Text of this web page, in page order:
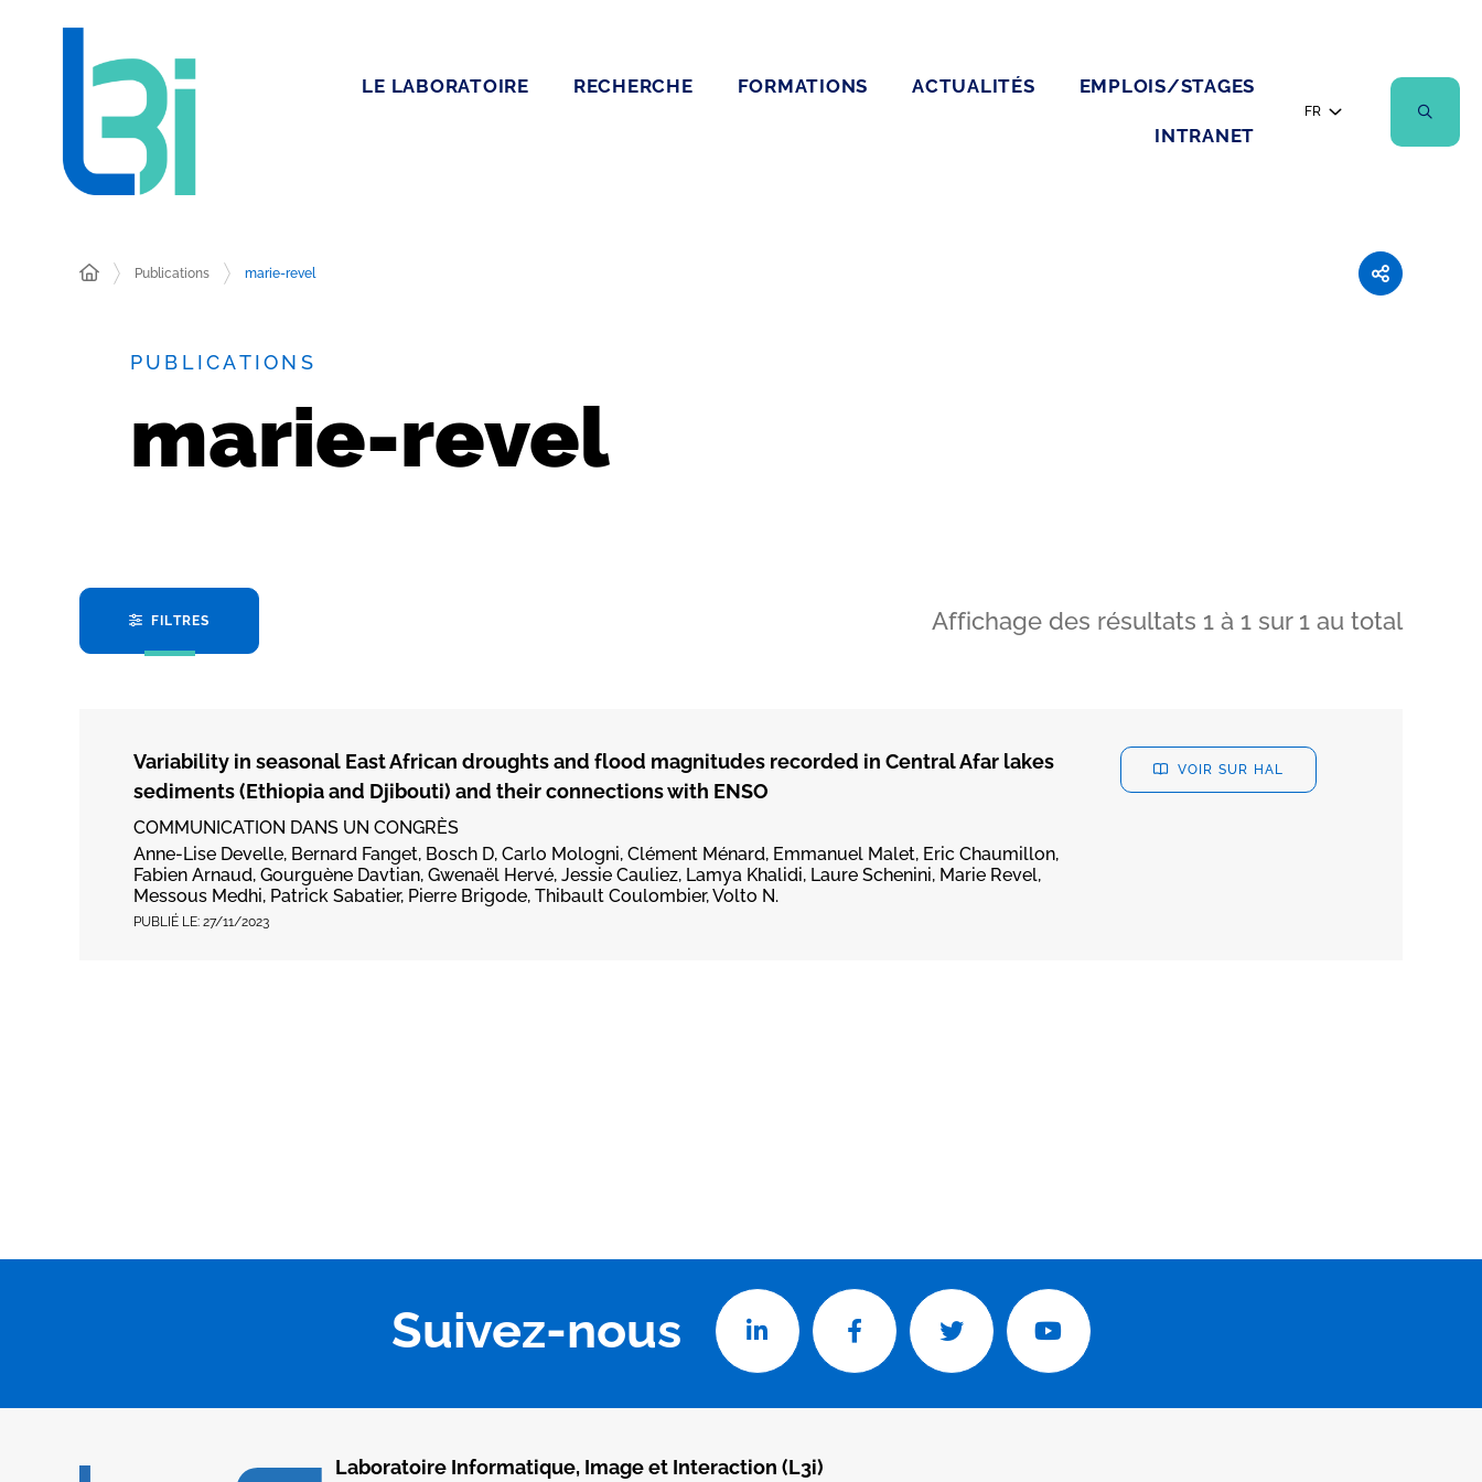
LE LABORATOIRE RECHERCHE FORMATIONS ACTUALITÉS EMPLOIS/STAGES
INTRANET
FR
Publications marie-revel
PUBLICATIONS
marie-revel
FILTRES Affichage des résultats 1 à 1 sur 1 au total
Variability in seasonal East African droughts and flood magnitudes recorded in Central Afar lakes
sediments (Ethiopia and Djibouti) and their connections with ENSO
COMMUNICATION DANS UN CONGRÈS
Anne-Lise Develle, Bernard Fanget, Bosch D, Carlo Mologni, Clément Ménard, Emmanuel Malet, Eric Chaumillon,
Fabien Arnaud, Gourguène Davtian, Gwenaël Hervé, Jessie Cauliez, Lamya Khalidi, Laure Schenini, Marie Revel,
Messous Medhi, Patrick Sabatier, Pierre Brigode, Thibault Coulombier, Volto N.
PUBLIÉ LE: 27/11/2023
VOIR SUR HAL
Suivez-nous
Laboratoire Informatique, Image et Interaction (L3i)